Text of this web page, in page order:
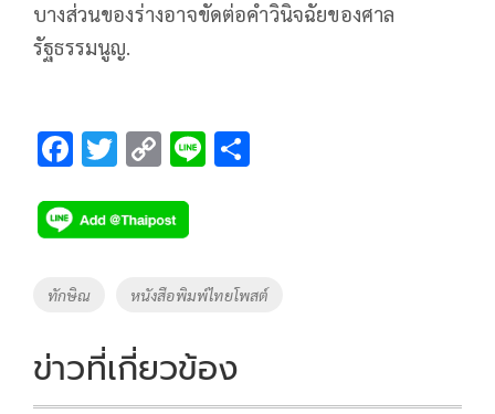
บางส่วนของร่างอาจขัดต่อคำวินิจฉัยของศาล
รัฐธรรมนูญ.
F
e
b
o
k
T
tt
er
C
p
y
Li
k
Li
Tags
ทักษิณ หนังสือพิมพ์ไทยโพสต์
ข่าวที่เกี่ยวข้อง